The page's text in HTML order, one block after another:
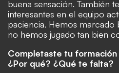
buena sensación. También
interesantes en el equipo
paciencia. Hemos marcado
no hemos jugado tan bien
Completaste tu
¿Por qué? ¿Qué te falta?